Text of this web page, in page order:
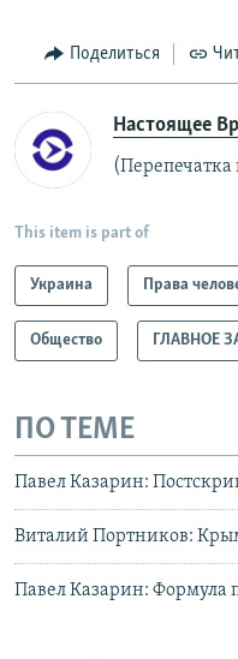
Поделиться
Настоящее
(Перепечатка
This item is part of
Украина Права
Общество ГЛАВНОЕ
ПО ТЕМЕ
Павел Казарин:
Виталий Портников:
Павел Казарин: Формула